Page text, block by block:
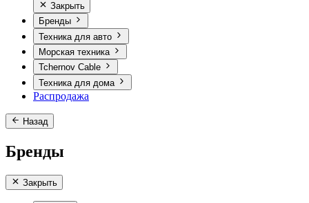
Закрыть
Бренды
Техника для авто
Морская техника
Tchernov Cable
Техника для дома
Распродажа
Назад
Бренды
Закрыть